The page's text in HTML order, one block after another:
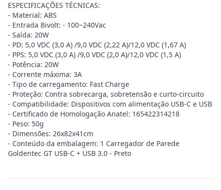
ESPECIFICAÇÕES TÉCNICAS:
- Material: ABS
- Entrada Bivolt: - 100~240Vac
- Saída: 20W
- PD: 5,0 VDC (3,0 A) /9,0 VDC (2,22 A)/12,0 VDC (1,67 A)
- PPS: 5,0 VDC (3,0 A) /9,0 VDC (2,0 A)/12,0 VDC (1,5 A)
- Potência: 20W
- Corrente máxima: 3A
- Tipo de carregamento: Fast Charge
- Proteção: Contra sobrecarga, sobretensão e curto-circuito
- Compatibilidade: Dispositivos com alimentação USB-C e USB
- Certificado de Homologação Anatel: 165422314218
- Peso: 50g
- Dimensões: 26x82x41cm
- Conteúdo da embalagem: 1 Carregador de Parede
Goldentec GT USB-C + USB 3.0 - Preto